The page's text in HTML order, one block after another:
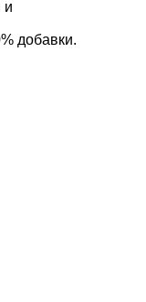
и
добавки.